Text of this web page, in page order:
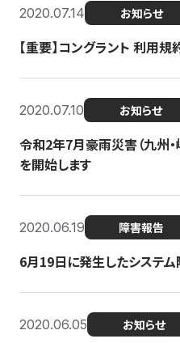
2020.07.14 お知らせ
【重要】コングラント 利用
2020.07.10 お知らせ
令和2年7月豪雨災害（九州
を開始します
2020.06.19 障害報告
6月19日に発生したシステム
2020.06.05 お知らせ